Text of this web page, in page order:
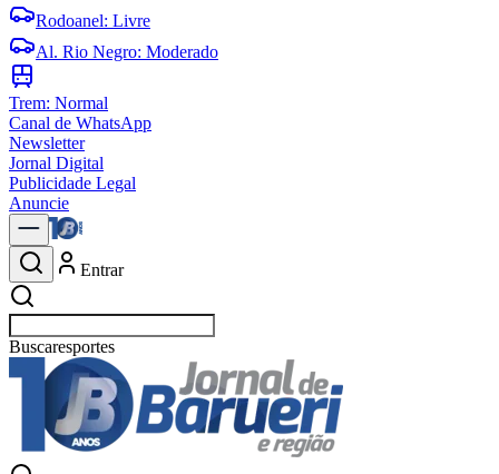
Rodoanel: Livre
Al. Rio Negro: Moderado
Trem: Normal
Canal de WhatsApp
Newsletter
Jornal Digital
Publicidade Legal
Anuncie
Entrar
Buscarp